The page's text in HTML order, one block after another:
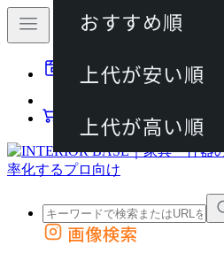
動画マニュアル
カート
外部サイトの商品をカートに追加
画像検索
おすすめ順
上代が安い順
上代が高い順